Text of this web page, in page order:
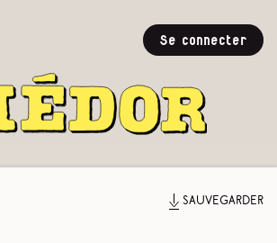
Se connecter
Sauvegarder